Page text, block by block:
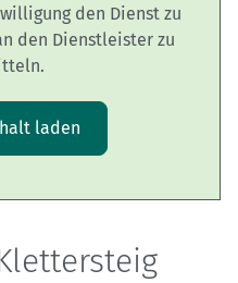
den Dienst zu
den Dienstleister zu
laden